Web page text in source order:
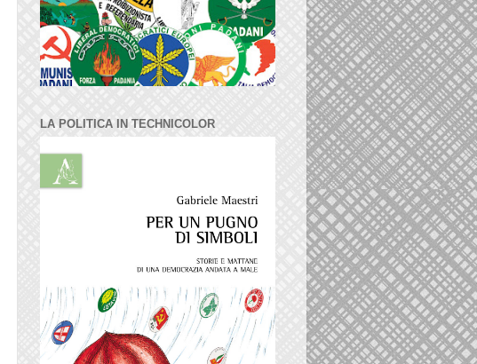
LA POLITICA IN TECHNICOLOR